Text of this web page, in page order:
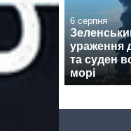
6 серпня
ураження
та суден
морі